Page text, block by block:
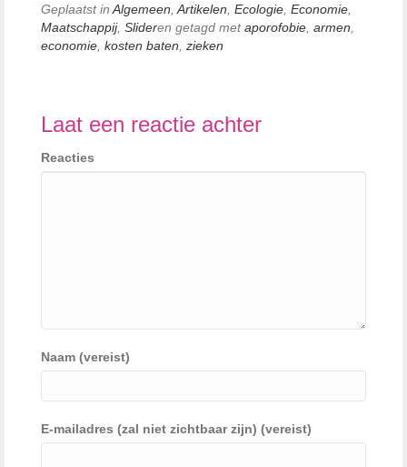
Geplaatst in Algemeen Artikelen Ecologie Economie
Maatschappij, Slideren getagd metaporofobie armen
economie kosten baten zieken
Laat een reactie achter
Reacties
Naam (vereist)
E-mailadres (zal niet zichtbaar zijn) (vereist)